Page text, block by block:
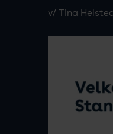
v/ Tina